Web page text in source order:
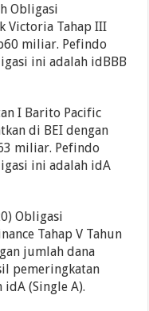
Obligasi
Victoria Tahap III
miliar. Pefindo
ini adalah idBBB
I Barito Pacific
di BEI dengan
miliar. Pefindo
ini adalah idA
Obligasi
Tahap V Tahun
jumlah dana
pemeringkatan
(Single A).